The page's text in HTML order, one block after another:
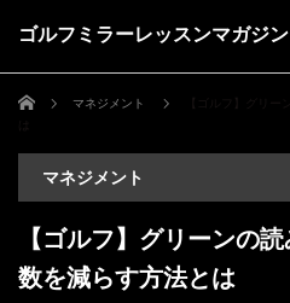
ゴルフミラーレッスンマガジン
ホーム マネジメント
マネジメント
【ゴルフ】グリーンの
数を減らす方法とは